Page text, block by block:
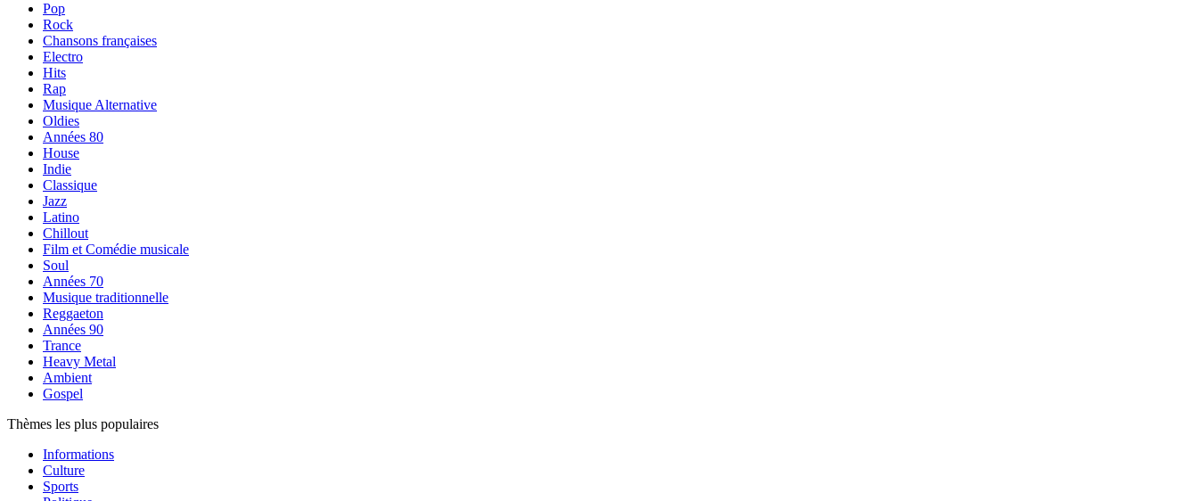
Pop
Rock
Chansons françaises
Electro
Hits
Rap
Musique Alternative
Oldies
Années 80
House
Indie
Classique
Jazz
Latino
Chillout
Film et Comédie musicale
Soul
Années 70
Musique traditionnelle
Reggaeton
Années 90
Trance
Heavy Metal
Ambient
Gospel
Thèmes les plus populaires
Informations
Culture
Sports